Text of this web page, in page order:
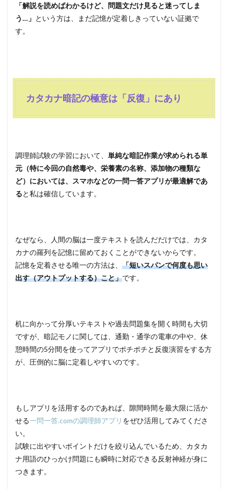
「解説を読めばわかるけど、問題文だけ見ると迷ってしま
う…」 という方は、まだ記憶が定着しきっていない証拠で
す。
カタカナ暗記の極意は「反復」にあり
調理師試験の学習において、 単純な暗記作業が求められる単
元（特に今回の自然毒や、栄養素の名称、添加物の種類な
ど）においては、スマホなどの一問一答アプリが最適解であ
ると私は確信しています。
なぜなら、人間の脳は一度テキストを読んだだけでは、カタ
カナの羅列を記憶に留めておくことができないからです。
記憶を定着させる唯一の方法は、 「短いスパンで何度も思い
出す（アウトプットする）こと」です。
机に向かって分厚いテキストや過去問題集を開く時間も大切
ですが、暗記モノに関しては、通勤・通学の電車の中や、休
憩時間の5分間を使ってアプリでポチポチと反復演習をする方
が、圧倒的に脳に定着しやすいのです。
もしアプリを活用するのであれば、隙間時間を最大限に活か
せる一問一答.comの調理師アプリ をぜひ活用してみてくださ
い。
試験に出やすいポイントだけを絞り込んでいるため、カタカ
ナ用語のひっかけ問題にも瞬時に対応できる反射神経が身に
つきます。